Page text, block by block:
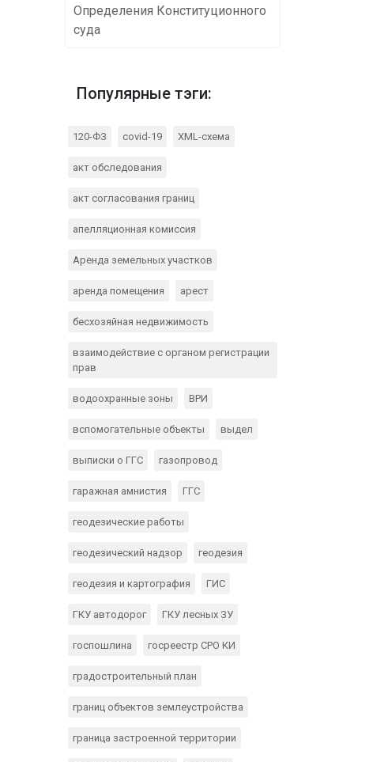
Определения Конституционного
суда
Популярные тэги:
120-ФЗ covid-19 XML-схема
акт обследования
акт согласования границ
апелляционная комиссия
Аренда земельных участков
аренда помещения арест
бесхозяйная недвижимость
взаимодействие с органом регистрации
прав
водоохранные зоны ВРИ
вспомогательные объекты выдел
выписки о ГГС газопровод
гаражная амнистия ГГС
геодезические работы
геодезический надзор геодезия
геодезия и картография ГИС
ГКУ автодорог ГКУ лесных ЗУ
госпошлина госреестр СРО КИ
градостроительный план
границ объектов землеустройства
граница застроенной территории